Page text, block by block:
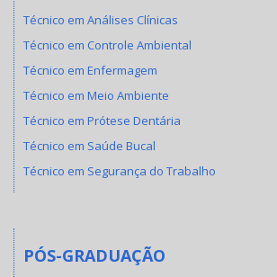
Técnico em Análises Clínicas
Técnico em Controle Ambiental
Técnico em Enfermagem
Técnico em Meio Ambiente
Técnico em Prótese Dentária
Técnico em Saúde Bucal
Técnico em Segurança do Trabalho
PÓS-GRADUAÇÃO